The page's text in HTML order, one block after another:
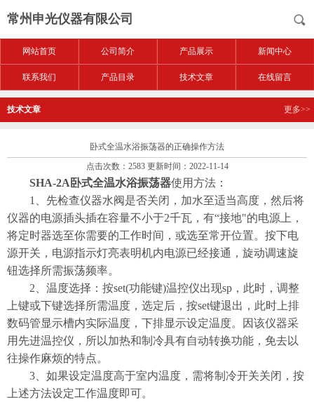
常州申光仪器有限公司
网站首页 公司简介 产品展示 新闻中心
联系我们 产品目录 技术文章 在线留言
技术文章 更多>>
卧式全温水浴振荡器的正确操作方法
点击次数：2583 更新时间：2022-11-14
SHA-2A卧式全温水浴振荡器使用方法：
1、先检查仪器水阀是否关闭，加水至适当高度，然后将
仪器的电源插头插在容量不小于2千瓦，有“接地"的电源上，
将定时器选至你需要的工作时间，或选至常开位置。按下电
源开关，电源指示灯亮表明机内电源已经接通，旋动调速旋
钮选择所需振荡频率。
2、温度选择：按set(功能键)温控仪出现sp，此时，调整
上键或下键选择所需温度，选定后，按set键退出，此时上排
数码管显示槽内实际温度，下排显示设定温度。因该仪器采
用先进温控仪，所以加热和制冷具有自动转换功能，免去以
往操作麻烦的特点。
3、如果设定温度高于室内温度，需将制冷开关关闭，按
上述方法设定工作温度即可。